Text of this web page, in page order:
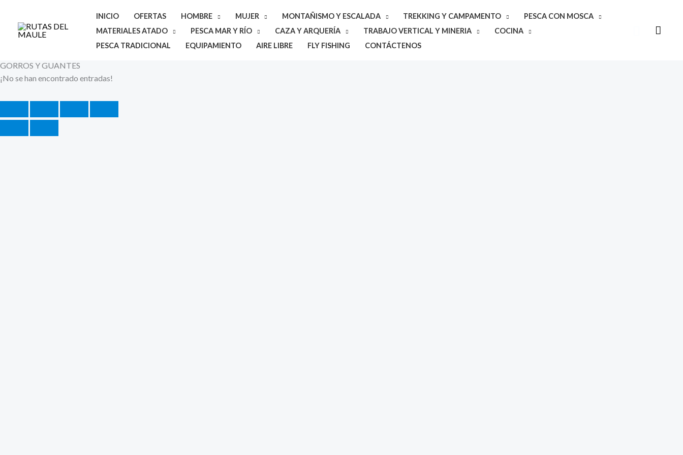
contenido
INICIO OFERTAS HOMBRE MUJER MONTAÑISMO Y ESCALADA TREKKING Y CAMPAMENTO
PESCA CON MOSCA
MATERIALES ATADO
PESCA MAR Y RÍO CAZA Y ARQUERÍA TRABAJO VERTICAL Y MINERIA
COCINA
PESCA TRADICIONAL
EQUIPAMIENTO AIRE LIBRE FLY FISHING CONTÁCTENOS
Buscar
GORROS Y GUANTES
¡No se han encontrado entradas!